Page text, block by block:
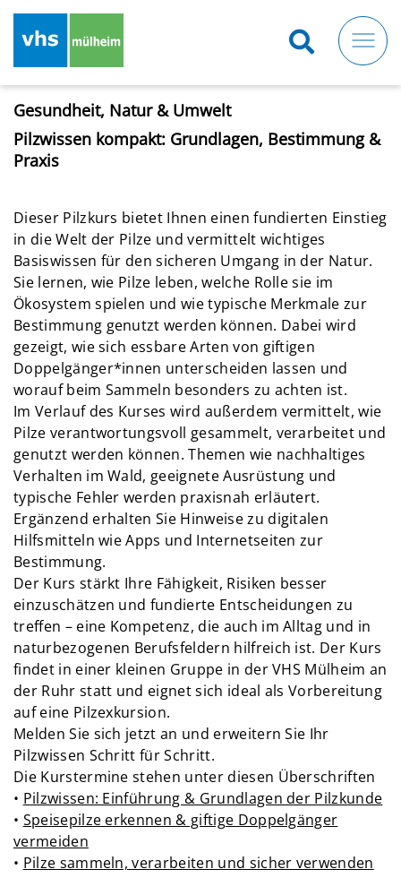
Gesundheit, Natur & Umwelt
Pilzwissen kompakt: Grundlagen, Bestimmung &
Praxis
Dieser Pilzkurs bietet Ihnen einen fundierten Einstieg
in die Welt der Pilze und vermittelt wichtiges
Basiswissen für den sicheren Umgang in der Natur.
Sie lernen, wie Pilze leben, welche Rolle sie im
Ökosystem spielen und wie typische Merkmale zur
Bestimmung genutzt werden können. Dabei wird
gezeigt, wie sich essbare Arten von giftigen
Doppelgänger*innen unterscheiden lassen und
worauf beim Sammeln besonders zu achten ist.
Im Verlauf des Kurses wird außerdem vermittelt, wie
Pilze verantwortungsvoll gesammelt, verarbeitet und
genutzt werden können. Themen wie nachhaltiges
Verhalten im Wald, geeignete Ausrüstung und
typische Fehler werden praxisnah erläutert.
Ergänzend erhalten Sie Hinweise zu digitalen
Hilfsmitteln wie Apps und Internetseiten zur
Bestimmung.
Der Kurs stärkt Ihre Fähigkeit, Risiken besser
einzuschätzen und fundierte Entscheidungen zu
treffen – eine Kompetenz, die auch im Alltag und in
naturbezogenen Berufsfeldern hilfreich ist. Der Kurs
findet in einer kleinen Gruppe in der VHS Mülheim an
der Ruhr statt und eignet sich ideal als Vorbereitung
auf eine Pilzexkursion.
Melden Sie sich jetzt an und erweitern Sie Ihr
Pilzwissen Schritt für Schritt.
Die Kurstermine stehen unter diesen Überschriften
• Pilzwissen: Einführung & Grundlagen der Pilzkunde
• Speisepilze erkennen & giftige Doppelgänger
vermeiden
• Pilze sammeln, verarbeiten und sicher verwenden